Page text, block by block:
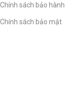
Chính sách bảo hành
Chính sách bảo mật